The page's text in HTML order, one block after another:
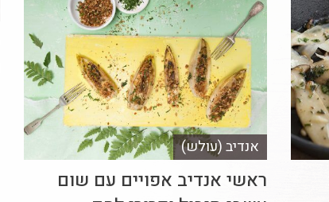
אנדיב (עולש)
ראשי אנדיב אפויים עם שום